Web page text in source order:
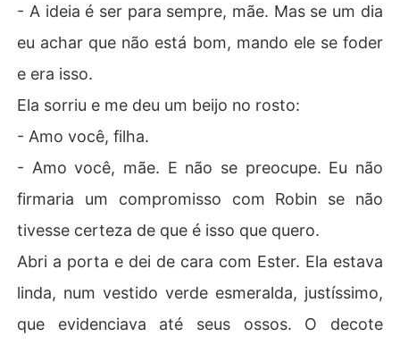
- A ideia é ser para sempre, mãe. Mas se um dia
eu achar que não está bom, mando ele se foder
e era isso.
Ela sorriu e me deu um beijo no rosto:
- Amo você, filha.
- Amo você, mãe. E não se preocupe. Eu não
firmaria um compromisso com Robin se não
tivesse certeza de que é isso que quero.
Abri a porta e dei de cara com Ester. Ela estava
linda, num vestido verde esmeralda, justíssimo,
que evidenciava até seus ossos. O decote